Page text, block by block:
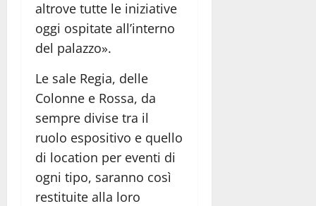
altrove tutte le iniziative
oggi ospitate all’interno
del palazzo».
Le sale Regia, delle
Colonne e Rossa, da
sempre divise tra il
ruolo espositivo e quello
di location per eventi di
ogni tipo, saranno così
restituite alla loro